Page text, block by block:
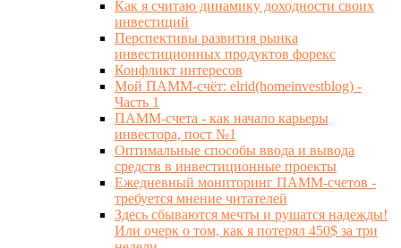
Как я считаю динамику доходности своих
инвестиций
Перспективы развития рынка
инвестиционных продуктов форекс
Конфликт интересов
Мой ПАММ-счёт: elrid(homeinvestblog) -
Часть 1
ПАММ-счета - как начало карьеры
инвестора, пост №1
Оптимальные способы ввода и вывода
средств в инвестиционные проекты
Ежедневный мониторинг ПАММ-счетов -
требуется мнение читателей
Здесь сбываются мечты и рушатся надежды!
Или очерк о том, как я потерял 450$ за три